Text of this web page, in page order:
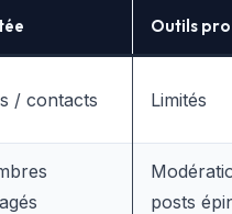
Outils pro
/ contacts Limités
posts